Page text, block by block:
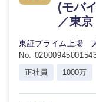
(モバ
／東京
東証プライム上場
No.
正社員
1000万